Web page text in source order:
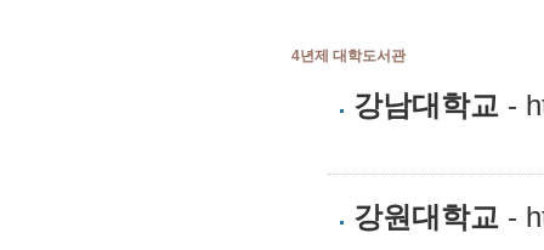
4년제 대학도서관
강남대학교 -
강원대학교 -